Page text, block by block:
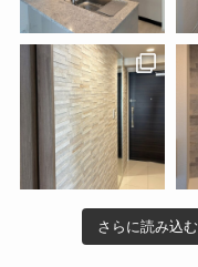
さらに読み込む